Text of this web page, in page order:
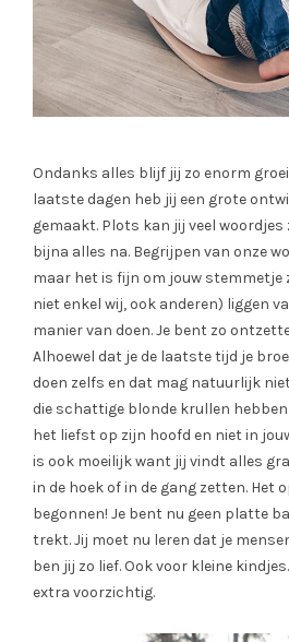
Ondanks alles blijf jij zo enorm
laatste dagen heb jij een grote
gemaakt. Plots kan jij veel woordjes
bijna alles na. Begrijpen van onze
maar het is fijn om jouw stemmetje
niet enkel wij, ook anderen) liggen
manier van doen. Je bent zo
Alhoewel dat je de laatste tijd je
doen zelfs en dat mag natuurlijk
die schattige blonde krullen
het liefst op zijn hoofd en niet in
is ook moeilijk want jij vindt alles
in de hoek of in de gang zetten. Het
begonnen! Je bent nu geen platte
trekt. Jij moet nu leren dat je
ben jij zo lief. Ook voor kleine
extra voorzichtig.